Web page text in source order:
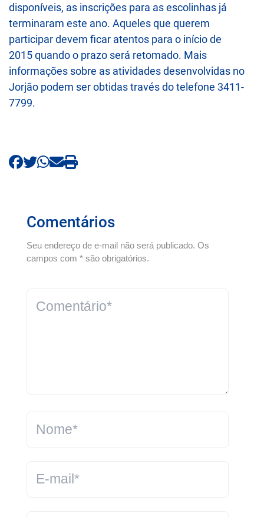
disponíveis, as inscrições para as escolinhas já
terminaram este ano. Aqueles que querem
participar devem ficar atentos para o início de
2015 quando o prazo será retomado. Mais
informações sobre as atividades desenvolvidas no
Jorjão podem ser obtidas través do telefone 3411-
7799.
Comentários
Seu endereço de e-mail não será publicado. Os
campos com * são obrigatórios.